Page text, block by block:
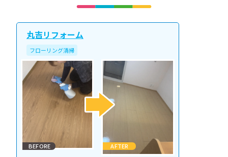
丸吉リフォーム
フローリング清掃
BEFORE AFTER